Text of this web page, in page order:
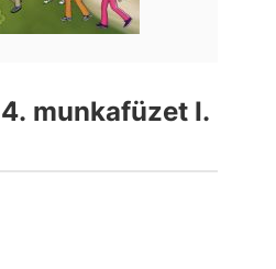
munkafüzet I.